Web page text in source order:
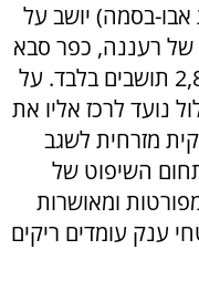
אבו-בסמה) יושב על
של רעננה, כפר סבא
או בני ברק, אך מתגוררים בו כ- 2,800 תושבים בלבד. על
נועד לרכז אליו את
מזרחית לשגב
השיפוט של
ומאושרות
ענק עומדים ריקים